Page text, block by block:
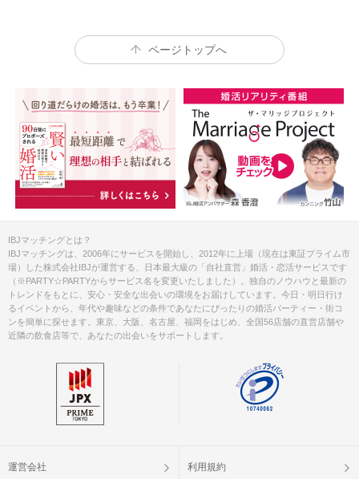
ページトップへ
IBJマッチングとは？
IBJマッチングは、2006年にサービスを開始し、2012年に上場（現在は東証プライム市
場）した株式会社IBJが運営する、日本最大級の「自社直営」婚活・恋活サービスです
（※PARTY☆PARTYからサービス名を変更いたしました）。独自のノウハウと最新の
トレンドをもとに、安心・安全な出会いの環境をお届けしています。今日・明日行け
るイベントから、年代や趣味などの条件であなたにぴったりの婚活パーティー・街コ
ンを簡単に探せます。東京、大阪、名古屋、福岡をはじめ、全国56店舗の直営店舗や
近隣の飲食店等で、あなたの出会いをサポートします。
運営会社 利用規約